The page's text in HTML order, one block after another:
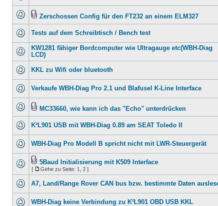
Zerschossen Config für den FT232 an einem ELM327
Tests auf dem Schreibtisch / Bench test
KW1281 fähiger Bordcomputer wie Ultragauge etc(WBH-Diag
LCD)
KKL zu Wifi oder bluetooth
Verkaufe WBH-Diag Pro 2.1 und Blafusel K-Line Interface
MC33660, wie kann ich das "Echo" unterdrücken
K²L901 USB mit WBH-Diag 0.89 am SEAT Toledo II
WBH-Diag Pro Modell B spricht nicht mit LWR-Steuergerät
5Baud Initialisierung mit K509 Interface
[ Gehe zu Seite: 1 2 ]
A7, Land/Range Rover CAN bus bzw. bestimmte Daten
WBH-Diag keine Verbindung zu K²L901 OBD USB KKL